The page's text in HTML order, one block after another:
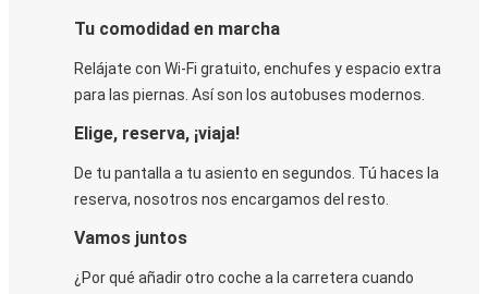
Tu comodidad en marcha
Relájate con Wi-Fi gratuito, enchufes y espacio extra
para las piernas. Así son los autobuses modernos.
Elige, reserva, ¡viaja!
De tu pantalla a tu asiento en segundos. Tú haces la
reserva, nosotros nos encargamos del resto.
Vamos juntos
¿Por qué añadir otro coche a la carretera cuando